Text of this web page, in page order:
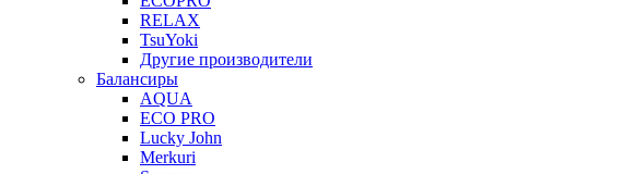
RELAX
TsuYoki
Другие производители
Балансиры
AQUA
ECO PRO
Lucky John
Merkuri